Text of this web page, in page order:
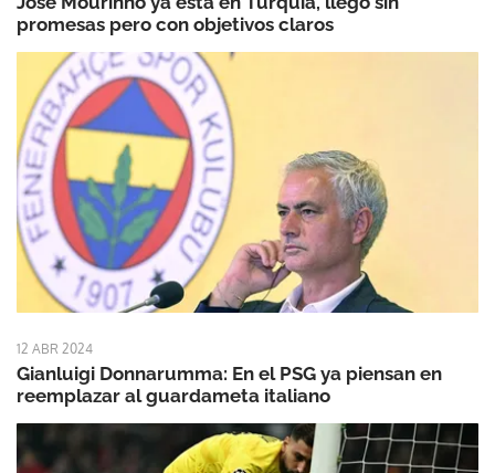
promesas pero con objetivos claros
12 ABR 2024
Gianluigi Donnarumma: En el PSG ya piensan en
reemplazar al guardameta italiano